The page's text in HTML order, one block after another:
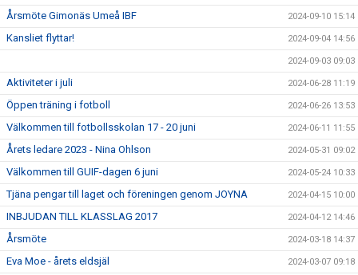
Årsmöte Gimonäs Umeå IBF 2024-09-10 15:14
Kansliet flyttar! 2024-09-04 14:56
2024-09-03 09:03
Aktiviteter i juli 2024-06-28 11:19
Öppen träning i fotboll 2024-06-26 13:53
Välkommen till fotbollsskolan 17 - 20 juni 2024-06-11 11:55
Årets ledare 2023 - Nina Ohlson 2024-05-31 09:02
Välkommen till GUIF-dagen 6 juni 2024-05-24 10:33
Tjäna pengar till laget och föreningen genom JOYNA 2024-04-15 10:00
INBJUDAN TILL KLASSLAG 2017 2024-04-12 14:46
Årsmöte 2024-03-18 14:37
Eva Moe - årets eldsjäl 2024-03-07 09:18